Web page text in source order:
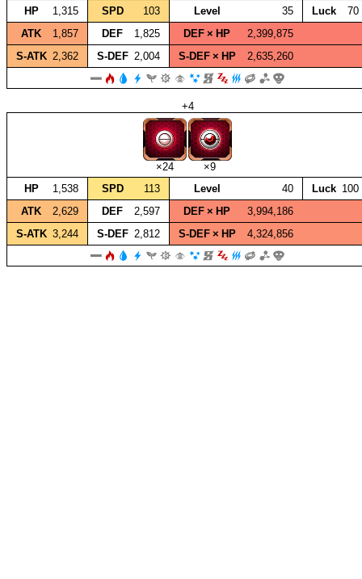
HP
1,315 SPD 103 Level 35 Luck
70
ATK
1,857 DEF 1,825 DEF × HP
2,399,875
S‑ATK 2,362 S‑DEF 2,004 S‑DEF × HP 2,635,260
+4
×24
×9
HP
1,538 SPD 113 Level 40 Luck 100
ATK
2,629 DEF 2,597 DEF × HP
3,994,186
S‑ATK 3,244 S‑DEF 2,812 S‑DEF × HP 4,324,856